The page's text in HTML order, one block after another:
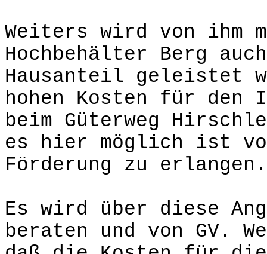
Weiters wird von
Hochbehälter Berg
Hausanteil geleistet
hohen Kosten für den
beim Güterweg
es hier möglich ist
Förderung zu erlangen.
Es wird über diese
beraten und von GV.